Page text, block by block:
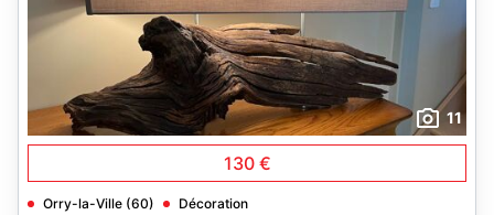
11
130 €
Orry-la-Ville (60) Décoration